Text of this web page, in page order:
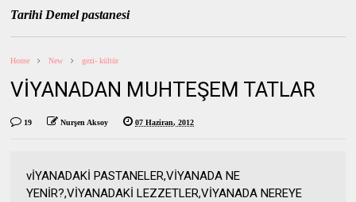
Tarihi Demel pastanesi
Home New gezi- kültür
VİYANADAN MUHTEŞEM TATLAR
19 Nurşen Aksoy 07 Haziran, 2012
vİYANADAKİ PASTANELER,VİYANADA NE
YENİR?,VİYANADAKİ LEZZETLER,VİYANADA NEREYE